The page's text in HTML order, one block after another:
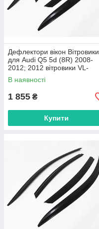
Дефлектори вікон Вітровики
для Audi Q5 5d (8R) 2008-
2012; 2012 вітровики VL-
STAR Тайвань
В наявності
1 855 ₴
Купити